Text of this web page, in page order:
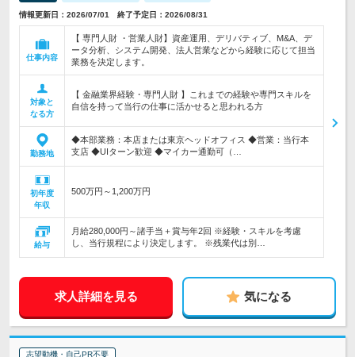
情報更新日：2026/07/01 終了予定日：2026/08/31
仕事内容
【 専門人財 ・営業人財】資産運用、デリバティブ、M&A、デ
ータ分析、システム開発、法人営業などから経験に応じて担当
業務を決定します。
対象と
なる方
【 金融業界経験・専門人財 】これまでの経験や専門スキルを
自信を持って当行の仕事に活かせると思われる方
勤務地
◆本部業務：本店または東京ヘッドオフィス ◆営業：当行本
支店 ◆UIターン歓迎 ◆マイカー通勤可（…
初年度
年収
500万円～1,200万円
給与
月給280,000円～諸手当＋賞与年2回 ※経験・スキルを考慮
し、当行規程により決定します。 ※残業代は別…
求人詳細を見る 気になる
志望動機・自己PR不要